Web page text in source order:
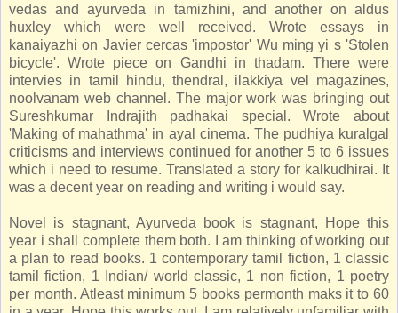
vedas and ayurveda in tamizhini, and another on aldus
huxley which were well received. Wrote essays in
kanaiyazhi on Javier cercas 'impostor' Wu ming yi s 'Stolen
bicycle'. Wrote piece on Gandhi in thadam. There were
intervies in tamil hindu, thendral, ilakkiya vel magazines,
noolvanam web channel. The major work was bringing out
Sureshkumar Indrajith padhakai special. Wrote about
'Making of mahathma' in ayal cinema. The pudhiya kuralgal
criticisms and interviews continued for another 5 to 6 issues
which i need to resume. Translated a story for kalkudhirai. It
was a decent year on reading and writing i would say.
Novel is stagnant, Ayurveda book is stagnant, Hope this
year i shall complete them both. I am thinking of working out
a plan to read books. 1 contemporary tamil fiction, 1 classic
tamil fiction, 1 Indian/ world classic, 1 non fiction, 1 poetry
per month. Atleast minimum 5 books permonth maks it to 60